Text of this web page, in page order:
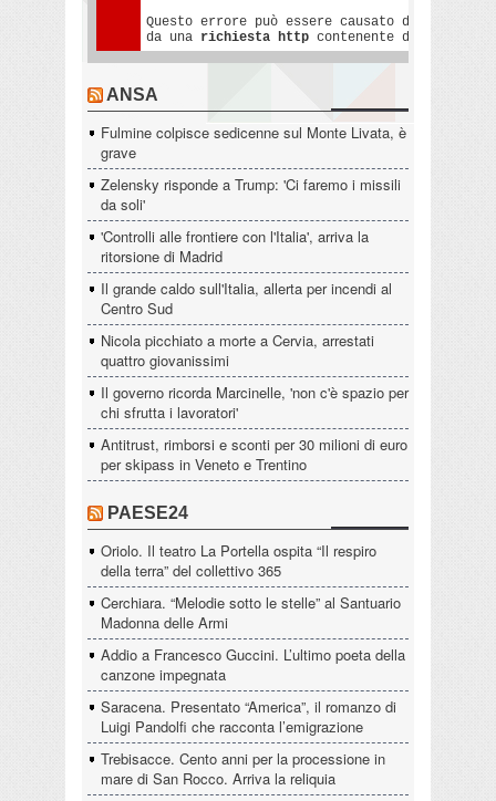
ANSA
Fulmine colpisce sedicenne sul Monte Livata, è
grave
Zelensky risponde a Trump: 'Ci faremo i missili
da soli'
'Controlli alle frontiere con l'Italia', arriva la
ritorsione di Madrid
Il grande caldo sull'Italia, allerta per incendi al
Centro Sud
Nicola picchiato a morte a Cervia, arrestati
quattro giovanissimi
Il governo ricorda Marcinelle, 'non c'è spazio per
chi sfrutta i lavoratori'
Antitrust, rimborsi e sconti per 30 milioni di euro
per skipass in Veneto e Trentino
PAESE24
Oriolo. Il teatro La Portella ospita “Il respiro
della terra” del collettivo 365
Cerchiara. “Melodie sotto le stelle” al Santuario
Madonna delle Armi
Addio a Francesco Guccini. L’ultimo poeta della
canzone impegnata
Saracena. Presentato “America”, il romanzo di
Luigi Pandolfi che racconta l’emigrazione
Trebisacce. Cento anni per la processione in
mare di San Rocco. Arriva la reliquia